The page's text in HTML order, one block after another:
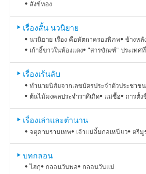
สังข์ทอง
เรื่องสั้น นวนิยาย
นวนิยาย เรื่อง คือหัตถาครองพิภพ
ข้างหลั
เก้าอี้ขาวในห้องแดง
"สารขัณฑ์" ประเทศ
เรื่องเร้นลับ
ทำนายนิสัยจากเลขบัตรประจำตัวประชาชน
ต้นไม้มงคลประจำราศีเกิด
แม่ซื้อ การตั้ง
เรื่องเล่าและตำนาน
จตุคามรามเทพ เจ้าแม่ลิ้มกอเหนี่ยว ตรีมู
บทกลอน
ไฮกุ กลอนวันพ่อ
กลอนวันแม่